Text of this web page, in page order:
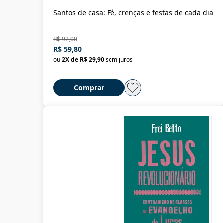
Santos de casa: Fé, crenças e festas de cada dia
R$ 92,00
R$ 59,80
ou2X de R$ 29,90sem juros
Comprar